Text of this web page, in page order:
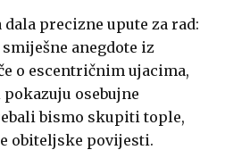
precizne upute za rad:
anegdote iz
o escentričnim ujacima,
osebujne
bismo skupiti tople,
obiteljske povijesti.